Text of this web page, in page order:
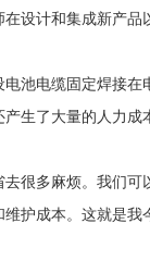
设计和集成新产品
电池电缆固定焊接
生了大量的人力成
很多麻烦。我们
护成本。这就是我